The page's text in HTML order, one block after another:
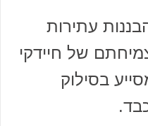
עתירות
של חיידקי
בסילוק